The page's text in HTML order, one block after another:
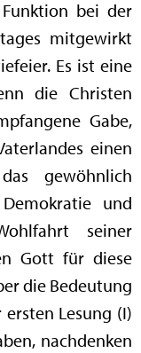
bei der
mitgewirkt
Es ist eine
die Christen
Gabe,
einen
gewöhnlich
und
seiner
Gott für diese
die Bedeutung
Lesung (I)
nachdenken